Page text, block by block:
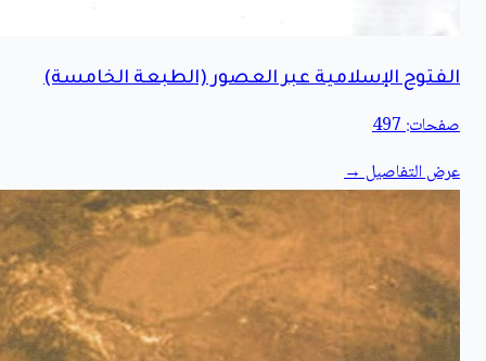
الفتوح الإسلامية عبر العصور (الطبعة الخامسة)
صفحات: 497
عرض التفاصيل →